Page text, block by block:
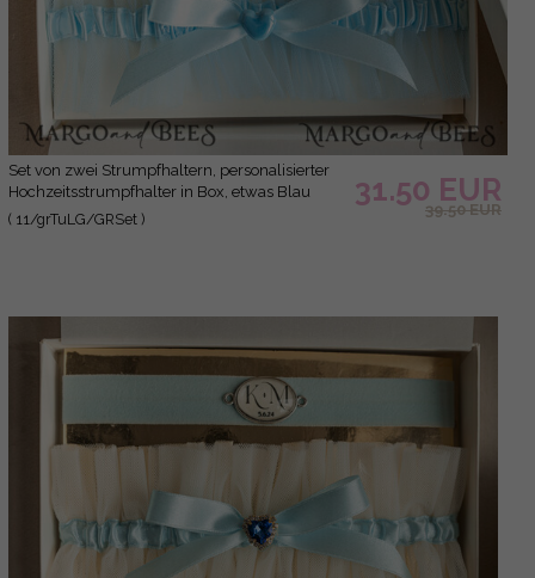
Set von zwei Strumpfhaltern, personalisierter
Hochzeitsstrumpfhalter in Box, etwas Blau
Tüllstrumpfhalter & personalisiertes Wurfset,
( 11/grTuLG/GRSet )
31.50 EUR
39.50 EUR